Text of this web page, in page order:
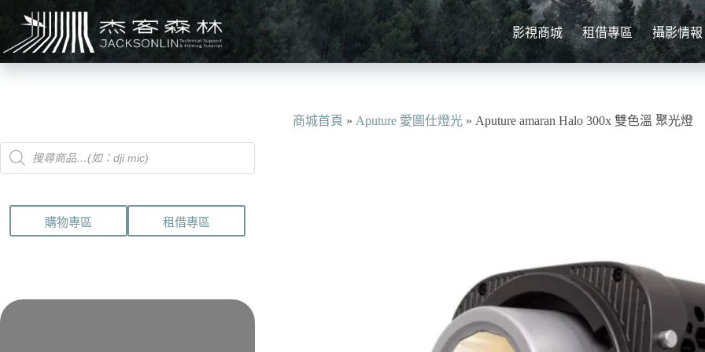
主
要
影視商城 租借專區 攝影情報
商城首頁 » Aputure 愛圖仕燈光 » Aputure amaran Halo 300x 雙色溫 聚光燈
Products
search
購物專區 租借專區